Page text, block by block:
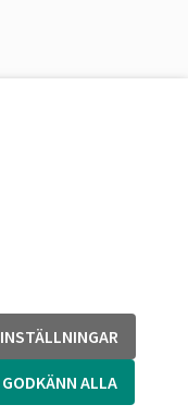
INSTÄLLNINGAR
GODKÄNN ALLA